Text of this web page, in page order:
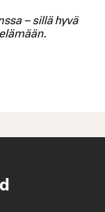
– sillä hyvä